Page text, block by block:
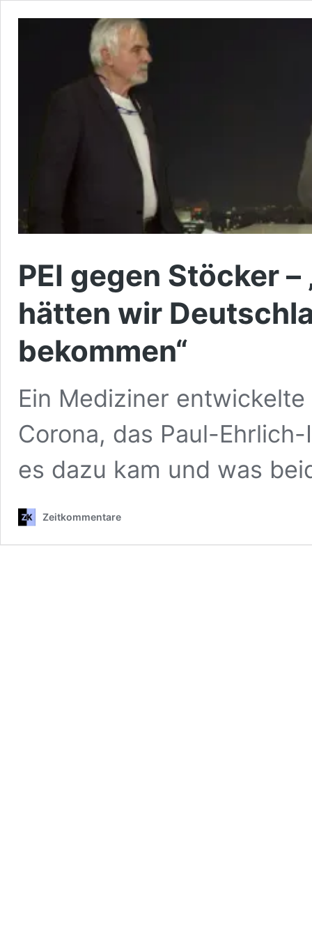
PEI gegen Stöcker
hätten wir
bekommen“
Ein Mediziner
Corona, das Paul-
es dazu kam und was
Zeitkommentare